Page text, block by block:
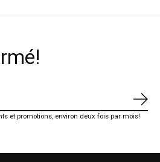
et promotions, environ deux fois par mois!